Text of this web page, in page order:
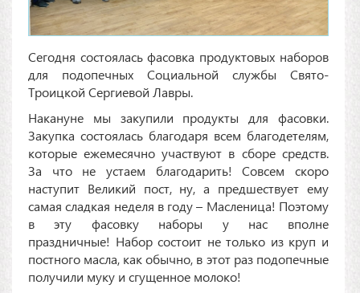
Сегодня состоялась фасовка продуктовых наборов
для подопечных Социальной службы Свято-
Троицкой Сергиевой Лавры.
Накануне мы закупили продукты для фасовки.
Закупка состоялась благодаря всем благодетелям,
которые ежемесячно участвуют в сборе средств.
За что не устаем благодарить! Совсем скоро
наступит Великий пост, ну, а предшествует ему
самая сладкая неделя в году – Масленица! Поэтому
в эту фасовку наборы у нас вполне
праздничные! Набор состоит не только из круп и
постного масла, как обычно, в этот раз подопечные
получили муку и сгущенное молоко!